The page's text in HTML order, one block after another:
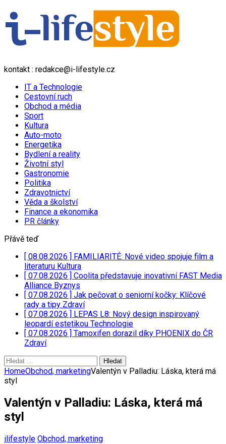
kontakt : redakce@i-lifestyle.cz
IT a Technologie
Cestovní ruch
Obchod a média
Sport
Kultura
Auto-moto
Energetika
Bydlení a reality
Životní styl
Gastronomie
Politika
Zdravotnictví
Věda a školství
Finance a ekonomika
PR články
Přávě teď
[ 08.08.2026 ] FAMILIARITÉ: Nové video spojuje film a
literaturu Kultura
[ 07.08.2026 ] Coolita představuje inovativní FAST Media
Alliance Byznys
[ 07.08.2026 ] Jak pečovat o seniorní kočky: Klíčové
rady a tipy Zdraví
[ 07.08.2026 ] LEPAS L8: Nový design inspirovaný
leopardí estetikou Technologie
[ 07.08.2026 ] Tamoxifen dorazil díky PHOENIX do ČR
Zdraví
Vyhledávání
HomeObchod, marketingValentýn v Palladiu: Láska, která má
styl
Valentýn v Palladiu: Láska, která má
styl
ilifestyle Obchod, marketing